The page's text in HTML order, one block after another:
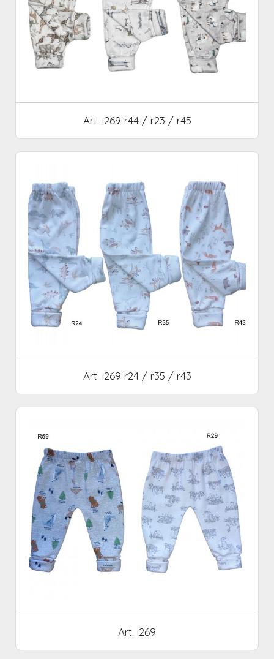
Art. i269 r44 / r23 / r45
Art. i269 r24 / r35 / r43
Art. i269